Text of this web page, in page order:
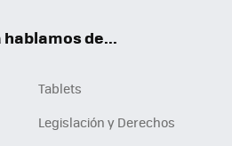
de...
Tablets
Legislación y Derechos